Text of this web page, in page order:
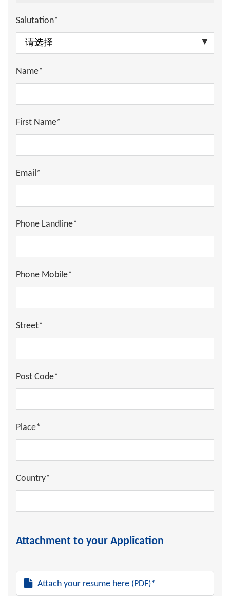
Salutation*
Name*
First Name*
Email*
Phone Landline*
Phone Mobile*
Street*
Post Code*
Place*
Country*
Attachment to your Application
Attach your resume here (PDF)*